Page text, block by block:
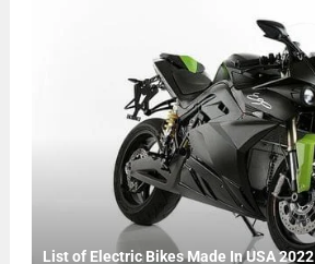
List of Electric Bikes Made In USA 2022